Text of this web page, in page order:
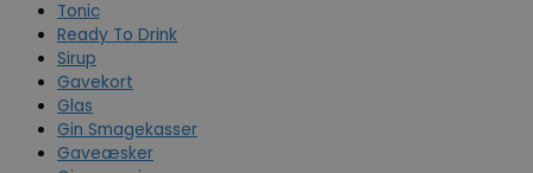
Tonic
Ready To Drink
Sirup
Gavekort
Glas
Gin Smagekasser
Gaveæsker